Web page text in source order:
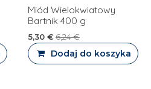
Miód Wielokwiatowy
Bartnik 400 g
5,30€6,24€
Dodaj do koszyka